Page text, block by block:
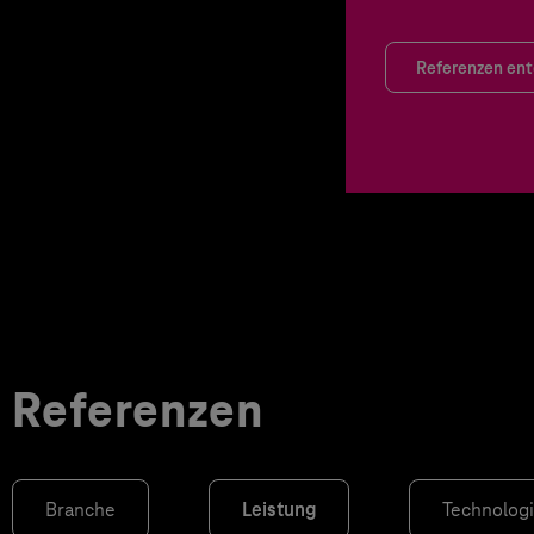
Referenzen
Referenzen
Branche Leistung